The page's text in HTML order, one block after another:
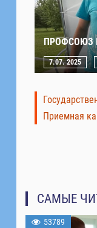
ПРОФСОЮЗ
7.07. 2025
Приемная
САМЫЕ
53789